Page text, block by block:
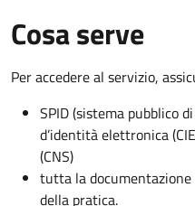
Cosa serve
Per accedere al servizio,
SPID (sistema pubblico
d’identità elettronica
(CNS)
tutta la
della pratica.